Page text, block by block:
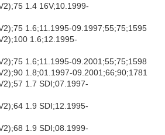
1.4 16V;10.1999-
1.6;11.1995-09.1997;55;75;1595
1.6;12.1995-
1.6;11.1995-09.2001;55;75;1598
1.8;01.1997-09.2001;66;90;1781
1.7 SDI;07.1997-
1.9 SDI;12.1995-
1.9 SDI;08.1999-